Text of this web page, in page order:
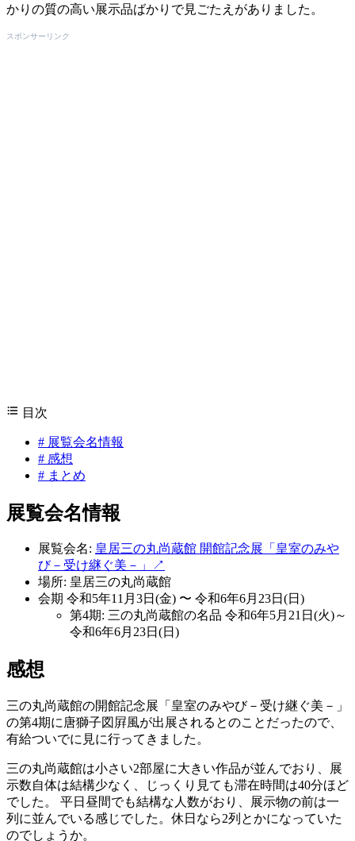
かりの質の高い展示品ばかりで見ごたえがありました。
スポンサーリンク
目次
# 展覧会名情報
# 感想
# まとめ
展覧会名情報
展覧会名: 皇居三の丸尚蔵館 開館記念展「皇室のみや
び－受け継ぐ美－」
↗
場所: 皇居三の丸尚蔵館
会期 令和5年11月3日(金) 〜 令和6年6月23日(日)
第4期: 三の丸尚蔵館の名品 令和6年5月21日(火)～
令和6年6月23日(日)
感想
三の丸尚蔵館の開館記念展「皇室のみやび－受け継ぐ美－」
の第4期に唐獅子図屛風が出展されるとのことだったので、
有給ついでに見に行ってきました。
三の丸尚蔵館は小さい2部屋に大きい作品が並んでおり、展
示数自体は結構少なく、じっくり見ても滞在時間は40分ほど
でした。 平日昼間でも結構な人数がおり、展示物の前は一
列に並んでいる感じでした。休日なら2列とかになっていた
のでしょうか。